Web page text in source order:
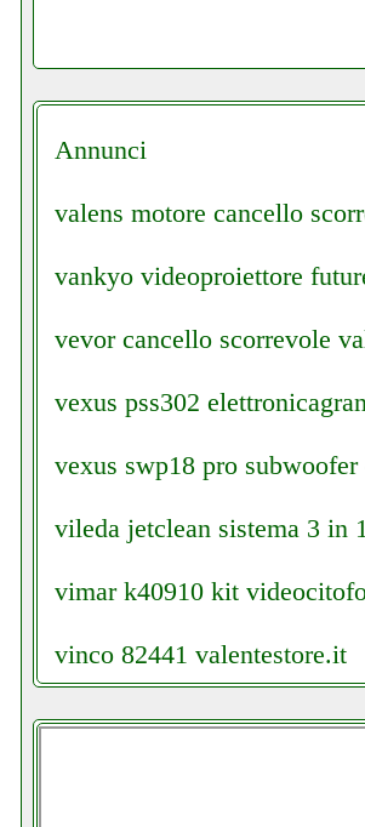
Annunci
valens motore cancello
vankyo videoproiettore
vevor cancello scorrevole
vexus pss302
vexus swp18 pro
vileda jetclean sistema 3 in
vimar k40910 kit
vinco 82441 valentestore.it
vistefly vx aspirapolvere